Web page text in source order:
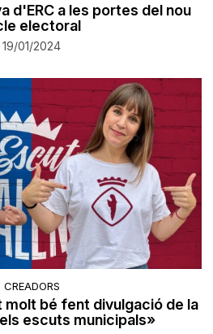
d'ERC a les portes del nou
electoral
19/01/2024
CREADORS
molt bé fent divulgació de la
escuts municipals»